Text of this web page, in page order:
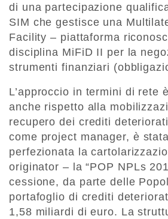
di una partecipazione
SIM che gestisce una
Facility – piattaforma
disciplina MiFiD II per la
strumenti finanziari
L’approccio in termini di rete
anche rispetto alla
recupero dei crediti
come project manager, è
perfezionata la
originator – la “POP NPLs
cessione, da parte delle
portafoglio di crediti
1,58 miliardi di euro. La